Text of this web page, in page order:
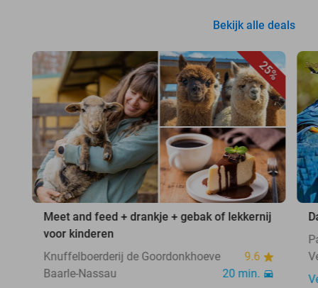
Bekijk alle deals
25%
Meet and feed + drankje + gebak of lekkernij
voor kinderen
Knuffelboerderij de Goordonkhoeve
9.6
Baarle-Nassau
20 min.